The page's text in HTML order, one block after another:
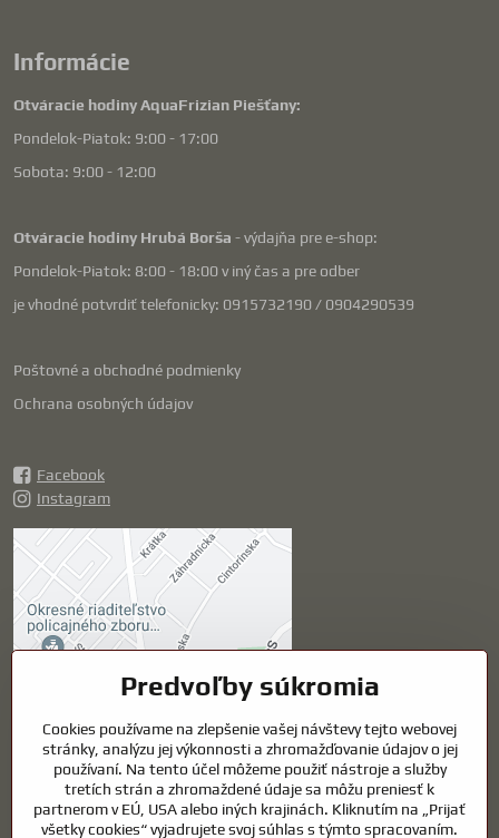
Informácie
Otváracie hodiny AquaFrizian Piešťany:
Pondelok-Piatok: 9:00 - 17:00
Sobota: 9:00 - 12:00
Otváracie hodiny Hrubá Borša - výdajňa pre e-shop:
Pondelok-Piatok: 8:00 - 18:00 v iný čas a pre odber
je vhodné potvrdiť telefonicky: 0915732190 / 0904290539
Poštovné a obchodné podmienky
Ochrana osobných údajov
Facebook
Instagram
Externý obsah je
blokovaný Voľbami
súkromia
Prajete si načítať externý obsah?
Povoliť tentokrát
Povoliť a zapamätať -
súhlas s druhom cookie:
Funkčné
Predvoľby súkromia
Cookies používame na zlepšenie vašej návštevy tejto webovej
stránky, analýzu jej výkonnosti a zhromažďovanie údajov o jej
používaní. Na tento účel môžeme použiť nástroje a služby
tretích strán a zhromaždené údaje sa môžu preniesť k
partnerom v EÚ, USA alebo iných krajinách. Kliknutím na „Prijať
všetky cookies“ vyjadrujete svoj súhlas s týmto spracovaním.